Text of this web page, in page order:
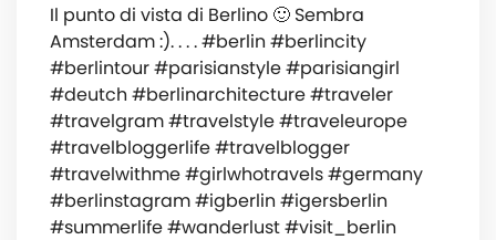
Il punto di vista di Berlino 🙂 Sembra
Amsterdam :). . . . #berlin #berlincity
#berlintour #parisianstyle #parisiangirl
#deutch #berlinarchitecture #traveler
#travelgram #travelstyle #traveleurope
#travelbloggerlife #travelblogger
#travelwithme #girlwhotravels #germany
#berlinstagram #igberlin #igersberlin
#summerlife #wanderlust #visit_berlin